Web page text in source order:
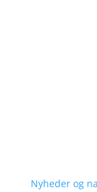
Nyheder og